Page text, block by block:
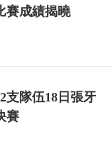
賽成績揭曉
支隊伍18日張牙
賽